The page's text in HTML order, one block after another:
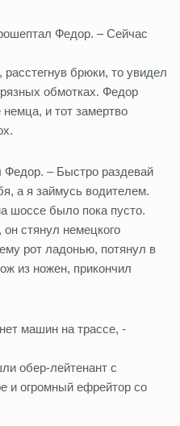
Федор. – Сейчас
брюки, то увидел
обмотках. Федор
и тот замертво
– Быстро раздевай
а я займусь водителем.
шоссе было пока пусто.
стянул немецкого
рот ладонью, потянул в
из ножен, прикончил
машин на трассе, -
обер-лейтенант с
и огромный ефрейтор со